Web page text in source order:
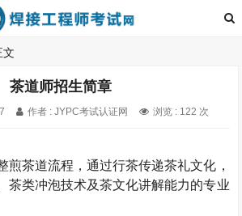
文
茶道师招生简章
作者 : JYPC考试认证网 浏览 : 122 次
煎茶道流程，通过行茶传递茶礼文化，
茶类冲泡技术及茶文化讲解能力的专业